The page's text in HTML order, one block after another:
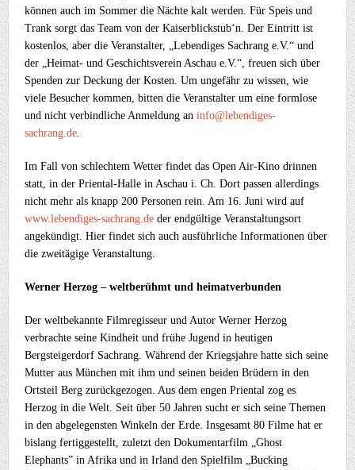
können auch im Sommer die Nächte kalt werden. Für Speis und
Trank sorgt das Team von der Kaiserblickstub‘n. Der Eintritt ist
kostenlos, aber die Veranstalter, „Lebendiges Sachrang e.V.“ und
der „Heimat- und Geschichtsverein Aschau e.V.“, freuen sich über
Spenden zur Deckung der Kosten. Um ungefähr zu wissen, wie
viele Besucher kommen, bitten die Veranstalter um eine formlose
und nicht verbindliche Anmeldung aninfo@lebendiges-
sachrang.de
Im Fall von schlechtem Wetter findet das Open Air-Kino drinnen
statt, in der Priental-Halle in Aschau i. Ch. Dort passen allerdings
nicht mehr als knapp 200 Personen rein. Am 16. Juni wird auf
www.lebendiges-sachrang.de der endgültige Veranstaltungsort
angekündigt. Hier findet sich auch ausführliche Informationen über
die zweitägige Veranstaltung.
Werner Herzog – weltberühmt und heimatverbunden
Der weltbekannte Filmregisseur und Autor Werner Herzog
verbrachte seine Kindheit und frühe Jugend in heutigen
Bergsteigerdorf Sachrang. Während der Kriegsjahre hatte sich seine
Mutter aus München mit ihm und seinen beiden Brüdern in den
Ortsteil Berg zurückgezogen. Aus dem engen Priental zog es
Herzog in die Welt. Seit über 50 Jahren sucht er sich seine Themen
in den abgelegensten Winkeln der Erde. Insgesamt 80 Filme hat er
bislang fertiggestellt, zuletzt den Dokumentarfilm „Ghost
Elephants” in Afrika und in Irland den Spielfilm „Bucking